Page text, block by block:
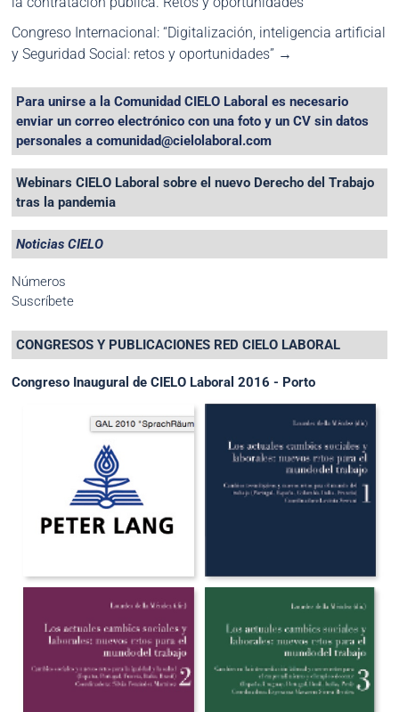
Congreso Internacional: “Digitalización, inteligencia artificial
y Seguridad Social: retos y oportunidades” →
Para unirse a la Comunidad CIELO Laboral es necesario
enviar un correo electrónico con una foto y un CV sin datos
personales a comunidad@cielolaboral.com
Webinars CIELO Laboral sobre el nuevo Derecho del Trabajo
tras la pandemia
Noticias CIELO
Números
Suscríbete
CONGRESOS Y PUBLICACIONES RED CIELO LABORAL
Congreso Inaugural de CIELO Laboral 2016 - Porto